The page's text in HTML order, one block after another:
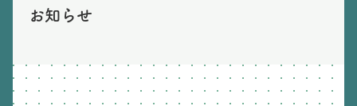
お知らせ